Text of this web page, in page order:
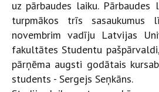
uz pārbaudes laiku.
turpmākos trīs
novembrim vadīju Latvijas
fakultātes Studentu
pārņēma augsti godātais
students - Sergejs Seņkāns.